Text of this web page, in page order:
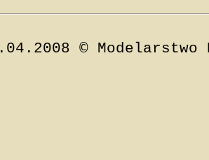
© Modelarstwo